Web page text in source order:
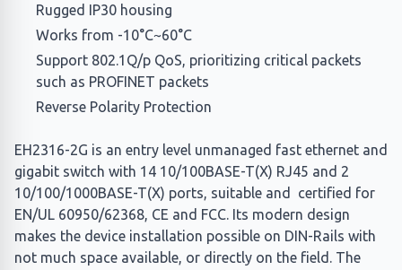
Rugged IP30 housing
Works from -10°C~60°C
Support 802.1Q/p QoS, prioritizing critical packets
such as PROFINET packets
Reverse Polarity Protection
EH2316-2G is an entry level unmanaged fast ethernet and
gigabit switch with 14 10/100BASE-T(X) RJ45 and 2
10/100/1000BASE-T(X) ports, suitable and certified for
EN/UL 60950/62368, CE and FCC. Its modern design
makes the device installation possible on DIN-Rails with
not much space available, or directly on the field. The